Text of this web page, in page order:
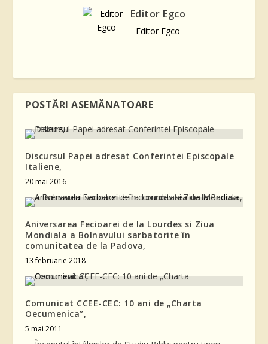
Editor Egco
Editor Egco
POSTĂRI ASEMĂNATOARE
Discursul Papei adresat Conferintei Episcopale
Italiene,
20 mai 2016
Aniversarea Fecioarei de la Lourdes si Ziua
Mondiala a Bolnavului sarbatorite în
comunitatea de la Padova,
13 februarie 2018
Comunicat CCEE-CEC: 10 ani de „Charta
Oecumenica”,
5 mai 2011